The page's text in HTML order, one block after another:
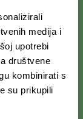
medija i
upotrebi
društvene
kombinirati s
su prikupili
u bazu